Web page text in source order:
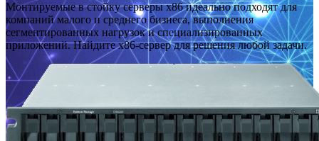
Монтируемые в стойку серверы x86 идеально подходят для
компаний малого и среднего бизнеса, выполнения
сегментированных нагрузок и специализированных
приложений. Найдите x86-сервер для решения любой задачи.